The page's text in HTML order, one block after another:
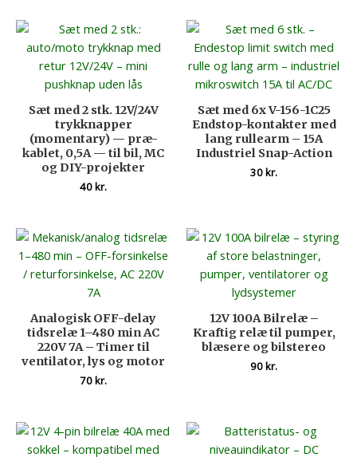
Sæt med 2 stk. 12V/24V
trykknapper
(momentary) — præ-
kablet, 0,5A — til bil, MC
og DIY-projekter
40kr.
Sæt med 6x V-156-1C25
Endstop-kontakter med
lang rullearm – 15A
Industriel Snap-Action
30kr.
Analogisk OFF-delay
tidsrelæ 1–480 min AC
220V 7A – Timer til
ventilator, lys og motor
70kr.
12V 100A Bilrelæ –
Kraftig relæ til pumper,
blæsere og bilstereo
90kr.